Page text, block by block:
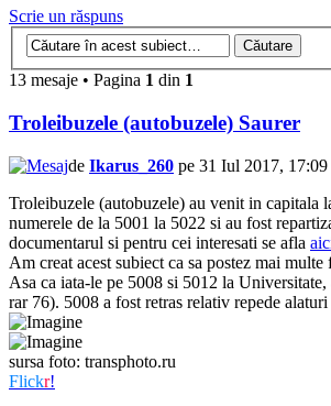
Scrie un răspuns
13 mesaje • Pagina 1 din 1
Troleibuzele (autobuzele) Saurer
de Ikarus_260 pe 31 Iul 2017, 17:09
Troleibuzele (autobuzele) au venit in capitala
numerele de la 5001 la 5022 si au fost
documentarul si pentru cei interesati se afla
Am creat acest subiect ca sa postez mai
Asa ca iata-le pe 5008 si 5012 la
rar 76). 5008 a fost retras relativ repede
sursa foto: transphoto.ru
Flickr!